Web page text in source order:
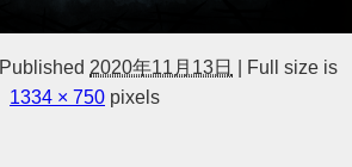
Published 2020年11月13日
Full size is
1334 × 750 pixels